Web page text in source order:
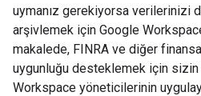
uymanız gerekiyorsa verilerinizi
arşivlemek için Google
makalede, FINRA ve diğer
uygunluğu desteklemek için
Workspace yöneticilerinin